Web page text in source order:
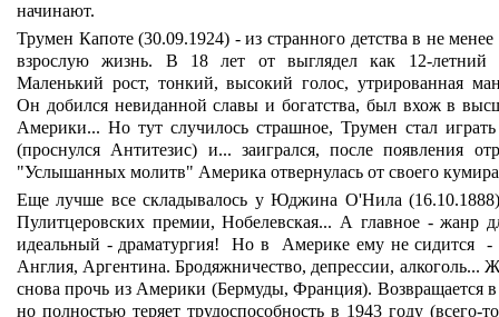
начинают.
Трумен Капоте (30.09.1924) - из странного детства в не
взрослую жизнь. В 18 лет от выглядел как 12-летний
Маленький рост, тонкий, высокий голос, утрированная
Он добился невиданной славы и богатства, был вхож в
Америки... Но тут случилось страшное, Трумен стал
(проснулся Антитезис) и... заигрался, после появления
"Услышанных молитв" Америка отвернулась от своего
Еще лучше все складывалось у Юджина О'Нила
Пулитцеровских премии, Нобелевская... А главное - жанр
идеальный - драматургия! Но в Америке ему не сидится -
Англия, Аргентина. Бродяжничество, депрессии, алкоголь...
снова прочь из Америки (Бермуды, Франция). Возвращается
но полностью теряет трудоспособность в 1943 году (всего-